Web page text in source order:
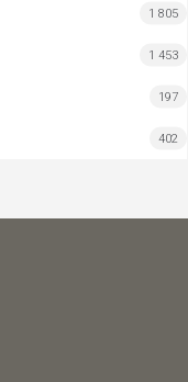
1 805
1 453
197
402